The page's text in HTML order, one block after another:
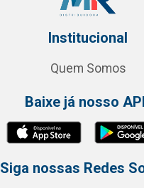
Institucional
Quem Somos
Baixe já nosso
Siga nossas Redes